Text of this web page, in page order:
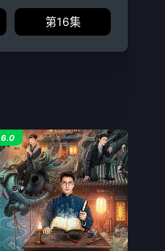
第16集
6.0